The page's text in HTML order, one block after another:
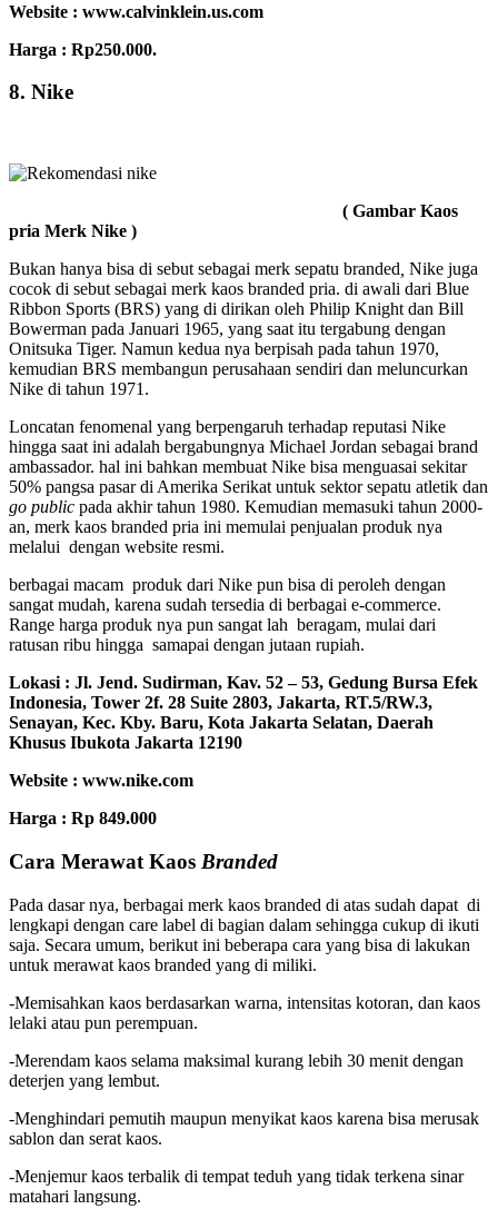
Website : www.calvinklein.us.com
Harga : Rp250.000.
8. Nike
( Gambar Kaos
pria Merk Nike )
Bukan hanya bisa di sebut sebagai merk sepatu branded Nike juga
cocok di sebut sebagai merk kaos branded pria. di awali dari Blue
Ribbon Sports (BRS) yang di dirikan oleh Philip Knight dan Bill
Bowerman pada Januari 1965, yang saat itu tergabung dengan
Onitsuka Tiger. Namun kedua nya berpisah pada tahun 1970,
kemudian BRS membangun perusahaan sendiri dan meluncurkan
Nike di tahun 1971.
Loncatan fenomenal yang berpengaruh terhadap reputasi Nike
hingga saat ini adalah bergabungnya Michael Jordan sebagai brand
ambassador. hal ini bahkan membuat Nike bisa menguasai sekitar
50% pangsa pasar di Amerika Serikat untuk sektor sepatu atletik dan
go public pada akhir tahun 1980. Kemudian memasuki tahun 2000-
an, merk kaos branded pria ini memulai penjualan produk nya
melalui dengan website resmi.
berbagai macam produk dari Nike pun bisa di peroleh dengan
sangat mudah, karena sudah tersedia di berbagai e-commerce.
Range harga produk nya pun sangat lah beragam, mulai dari
ratusan ribu hingga samapai dengan jutaan rupiah.
Lokasi : Jl. Jend. Sudirman, Kav. 52 – 53, Gedung Bursa Efek
Indonesia, Tower 2f. 28 Suite 2803, Jakarta, RT.5/RW.3,
Senayan, Kec. Kby. Baru, Kota Jakarta Selatan, Daerah
Khusus Ibukota Jakarta 12190
Website : www.nike.com
Harga : Rp 849.000
Cara Merawat Kaos Branded
Pada dasar nya, berbagai merk kaos branded di atas sudah dapat di
lengkapi dengan care label di bagian dalam sehingga cukup di ikuti
saja. Secara umum, berikut ini beberapa cara yang bisa di lakukan
untuk merawat kaos branded yang di miliki.
-Memisahkan kaos berdasarkan warna, intensitas kotoran, dan kaos
lelaki atau pun perempuan.
-Merendam kaos selama maksimal kurang lebih 30 menit dengan
deterjen yang lembut.
-Menghindari pemutih maupun menyikat kaos karena bisa merusak
sablon dan serat kaos.
-Menjemur kaos terbalik di tempat teduh yang tidak terkena sinar
matahari langsung.